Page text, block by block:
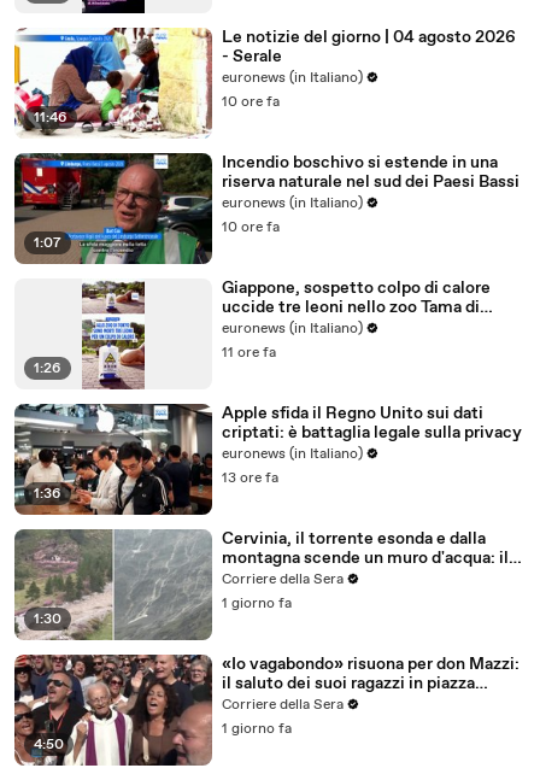
11:46
Le notizie del giorno | 04 agosto 2026
- Serale
euronews (in Italiano)
10 ore fa
1:07
Incendio boschivo si estende in una
riserva naturale nel sud dei Paesi Bassi
euronews (in Italiano)
10 ore fa
1:26
Giappone, sospetto colpo di calore
uccide tre leoni nello zoo Tama di
Tokyo
euronews (in Italiano)
11 ore fa
1:36
Apple sfida il Regno Unito sui dati
criptati: è battaglia legale sulla privacy
euronews (in Italiano)
13 ore fa
1:30
Cervinia, il torrente esonda e dalla
montagna scende un muro d'acqua: il
video del nubifragio
Corriere della Sera
1 giorno fa
4:50
«Io vagabondo» risuona per don Mazzi:
il saluto dei suoi ragazzi in piazza
Sant'Ambrogio
Corriere della Sera
1 giorno fa